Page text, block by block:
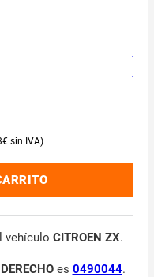
€
vehículo CITROEN ZX.
es 0490044.